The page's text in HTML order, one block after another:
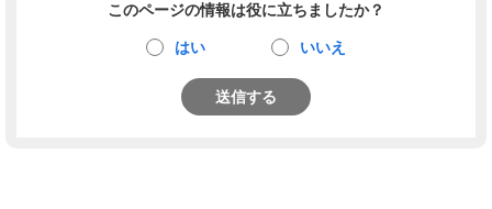
このページの情報は役に立ちましたか？
はい いいえ
送信する